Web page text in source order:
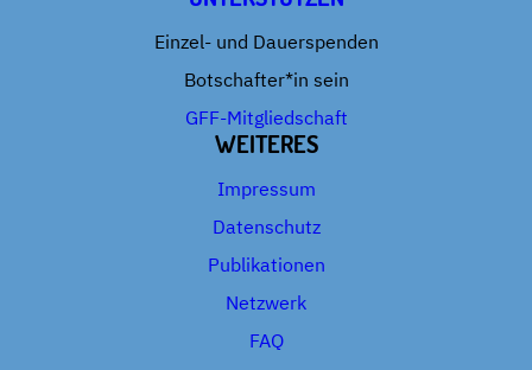
Einzel- und Dauerspenden
Botschafter*in sein
GFF-Mitgliedschaft
WEITERES
Impressum
Datenschutz
Publikationen
Netzwerk
FAQ